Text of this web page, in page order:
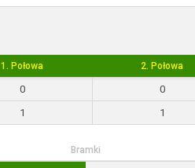
1. Połowa 2. Połowa
0 0
1 1
Bramki